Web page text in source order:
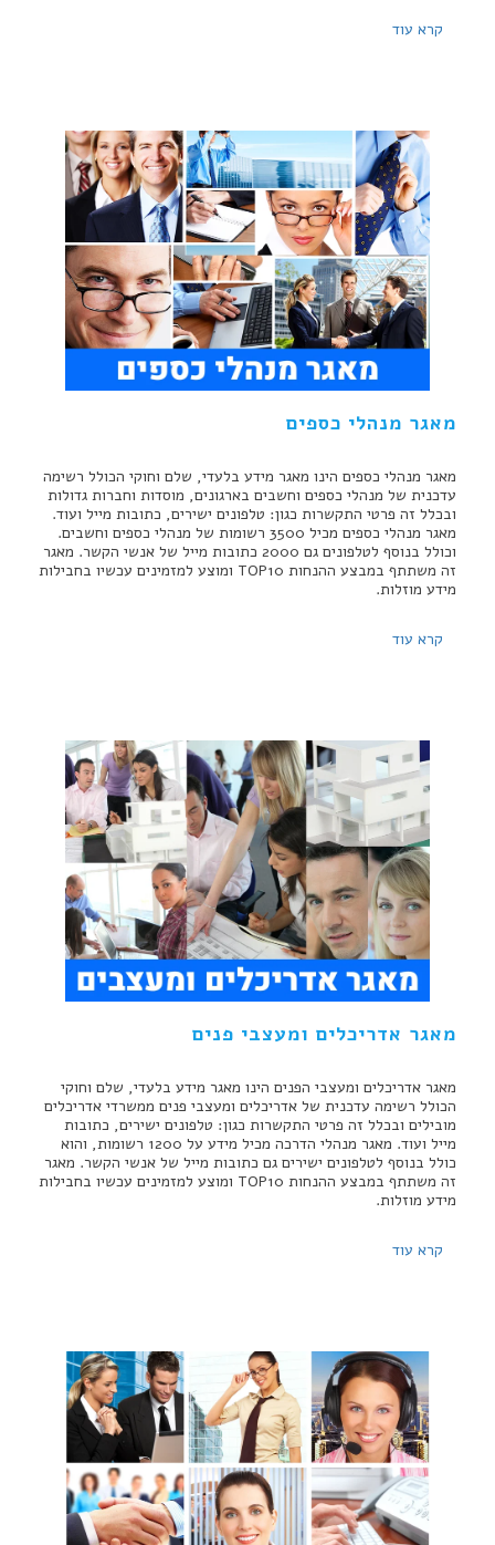
קרא עוד
מאגר מנהלי כספים
מאגר מנהלי כספים הינו מאגר מידע בלעדי, שלם וחוקי הכולל רשימה
עדכנית של מנהלי כספים וחשבים בארגונים, מוסדות וחברות גדולות
ובכלל זה פרטי התקשרות כגון: טלפונים ישירים, כתובות מייל ועוד.
מאגר מנהלי כספים מכיל 3500 רשומות של מנהלי כספים וחשבים.
וכולל בנוסף לטלפונים גם 2000 כתובות מייל של אנשי הקשר. מאגר
זה משתתף במבצע ההנחות TOP10 ומוצע למזמינים עכשיו בחבילות
מידע מוזלות.
קרא עוד
מאגר אדריכלים ומעצבי פנים
מאגר אדריכלים ומעצבי הפנים הינו מאגר מידע בלעדי, שלם וחוקי
הכולל רשימה עדכנית של אדריכלים ומעצבי פנים ממשרדי אדריכלים
מובילים ובכלל זה פרטי התקשרות כגון: טלפונים ישירים, כתובות
מייל ועוד. מאגר מנהלי הדרכה מכיל מידע על 1200 רשומות, והוא
כולל בנוסף לטלפונים ישירים גם כתובות מייל של אנשי הקשר. מאגר
זה משתתף במבצע ההנחות TOP10 ומוצע למזמינים עכשיו בחבילות
מידע מוזלות.
קרא עוד